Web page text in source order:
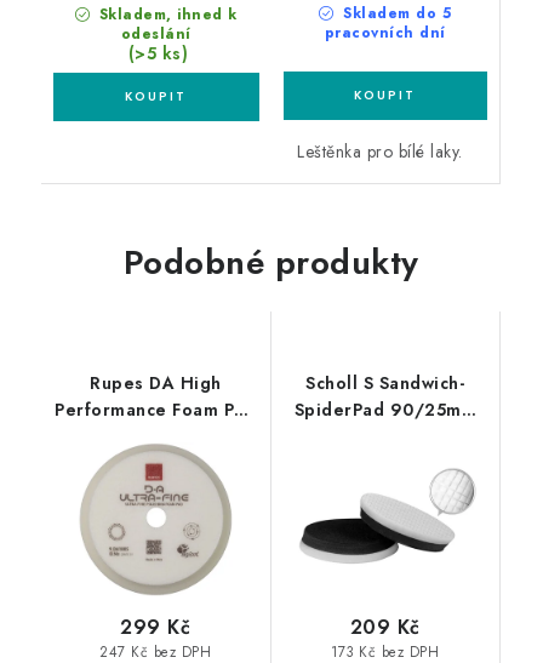
Skladem, ihned k
odeslání
(>5 ks)
Skladem do 5
pracovních dní
Leštěnka pro bílé laky.
Podobné produkty
Rupes DA High
Performance Foam Pad
leštící kotouč
247 Kč bez DPH
299 Kč
Scholl S Sandwich-
SpiderPad 90/25mm
173 Kč bez DPH
209 Kč